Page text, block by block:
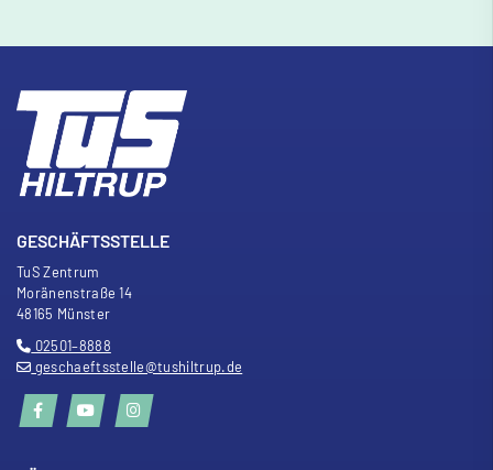
GESCHÄFTSSTELLE
TuS Zentrum
Moränenstraße 14
48165 Münster
02501–8888
geschaeftsstelle@tushiltrup.de